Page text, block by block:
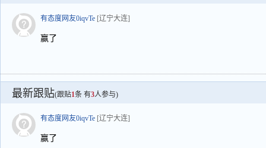
有态度网友0iqvTe [辽宁大连]
赢了
最新跟贴(跟贴1条 有3人参与)
有态度网友0iqvTe [辽宁大连]
赢了